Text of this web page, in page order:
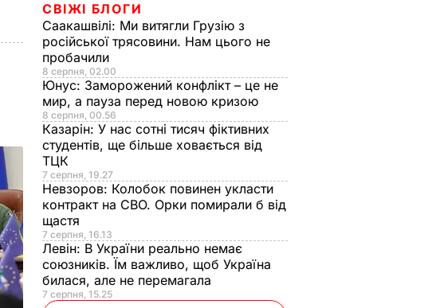
СВІЖІ БЛОГИ
Саакашвілі: Ми витягли Грузію з
російської трясовини. Нам цього не
пробачили
8 серпня, 02.00
Юнус: Заморожений конфлікт – це не
мир, а пауза перед новою кризою
8 серпня, 00.56
Казарін: У нас сотні тисяч фіктивних
студентів, ще більше ховається від
ТЦК
7 серпня, 19.27
Невзоров: Колобок повинен укласти
контракт на СВО. Орки помирали б від
щастя
7 серпня, 16.13
Левін: В України реально немає
союзників. Їм важливо, щоб Україна
билася, але не перемагала
7 серпня, 15.25